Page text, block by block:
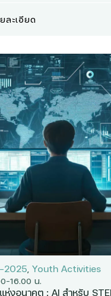
ละเอียด
, Youth Activities
น.
ห่งอนาคต : AI สำหรับ